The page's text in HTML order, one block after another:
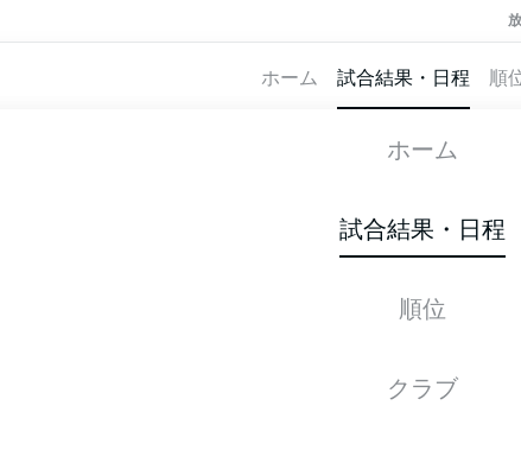
ホーム 試合結果・日程 順
ホーム
試合結果・日程
順位
クラブ
MAINZ
スターティングメンバー